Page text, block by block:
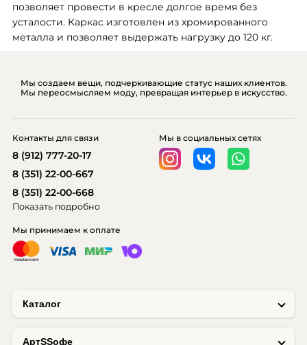
позволяет провести в кресле долгое время без
усталости. Каркас изготовлен из хромированного
металла и позволяет выдержать нагрузку до 120 кг.
Мы создаем вещи, подчеркивающие статус наших клиентов.
Мы переосмысляем моду, превращая интерьер в искусство.
Каталог
AртSSофе
Мы принимаем к оплате
Мы в социальных сетях
Контакты для связи
8 (912) 777-20-17
8 (351) 22-00-667
8 (351) 22-00-668
Показать подробно